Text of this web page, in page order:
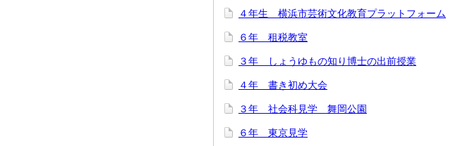
４年生 横浜市芸術文化教育プラットフォーム
６年 租税教室
３年 しょうゆもの知り博士の出前授業
４年 書き初め大会
３年 社会科見学 舞岡公園
６年 東京見学